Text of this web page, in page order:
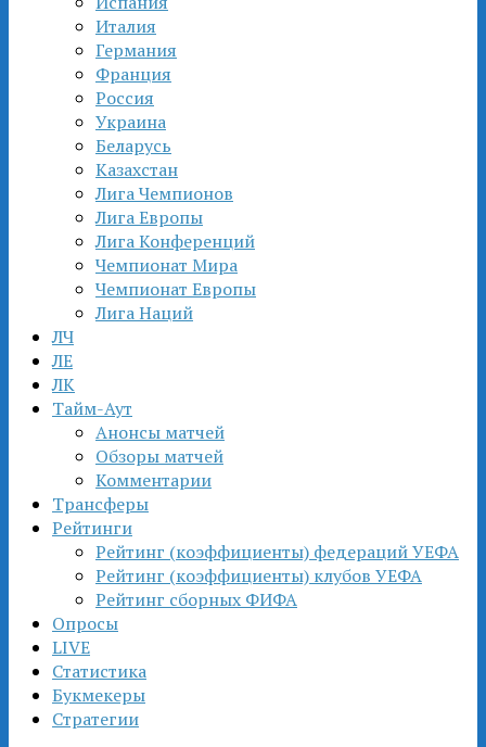
Италия
Германия
Франция
Россия
Украина
Беларусь
Казахстан
Лига Чемпионов
Лига Европы
Лига Конференций
Чемпионат Мира
Чемпионат Европы
Лига Наций
ЛЧ
ЛЕ
ЛК
Тайм-Аут
Анонсы матчей
Обзоры матчей
Комментарии
Трансферы
Рейтинги
Рейтинг (коэффициенты) федераций УЕФА
Рейтинг (коэффициенты) клубов УЕФА
Рейтинг сборных ФИФА
Опросы
LIVE
Статистика
Букмекеры
Стратегии